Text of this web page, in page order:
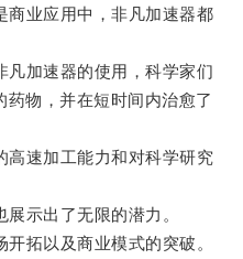
业应用中，非凡加速器都
加速器的使用，科学家们
药物，并在短时间内治愈了
速加工能力和对科学研究
示出了无限的潜力。
拓以及商业模式的突破。